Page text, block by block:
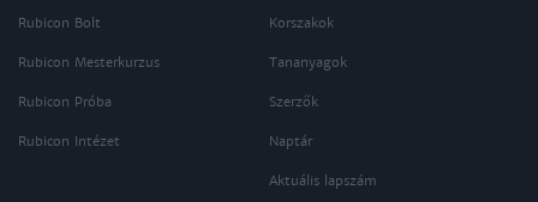
Rubicon Bolt
Rubicon Mesterkurzus
Rubicon Próba
Rubicon Intézet
Korszakok
Tananyagok
Szerzők
Naptár
Aktuális lapszám